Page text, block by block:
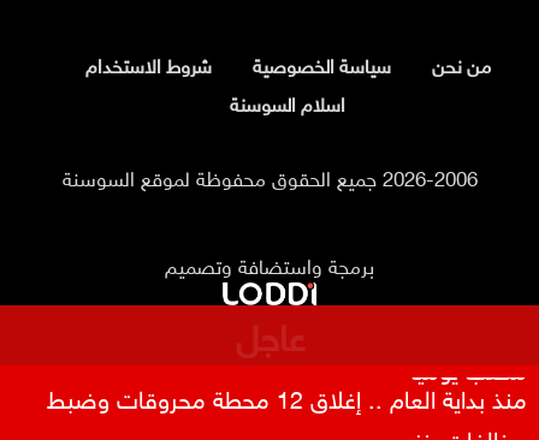
من نحن سياسة الخصوصية
شروط الاستخدام
اسلام السوسنة
2026-2006 جميع الحقوق محفوظة لموقع السوسنة
برمجة واستضافة وتصميم
مكعب يومياً
منذ بداية العام .. إغلاق 12 محطة محروقات وضبط